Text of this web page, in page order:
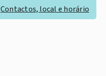
Contactos, local e horário